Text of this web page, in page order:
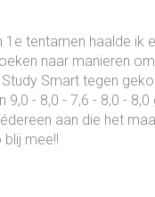
management?
1e tentamen haalde ik
naar manieren
Smart tegen
9,0 - 8,0 - 7,6 - 8,0 -
aan die het
blij mee!!